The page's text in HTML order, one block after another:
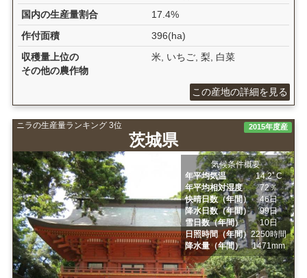
国内の生産量割合
17.4%
作付面積
396(ha)
収穫量上位の
その他の農作物
米, いちご, 梨, 白菜
この産地の詳細を見る
ニラの生産量ランキング 3位
茨城県
2015年度産
気候条件概要
年平均気温
14.2ﾟC
年平均相対湿度
72％
快晴日数（年間）
46日
降水日数（年間）
99日
雪日数（年間）
10日
日照時間（年間）2250時間
降水量（年間）
1471mm